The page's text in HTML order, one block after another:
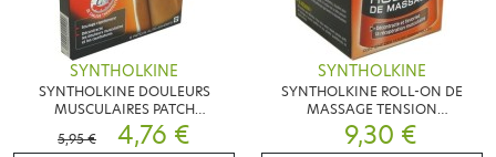
SYNTHOLKINE
SYNTHOLKINE DOULEURS
MUSCULAIRES PATCH
CHAUFFANT DOS
5,95 € 4,76 €
SYNTHOLKINE
SYNTHOLKINE ROLL-ON DE
MASSAGE TENSION
MUSCULAIRES
9,30 €